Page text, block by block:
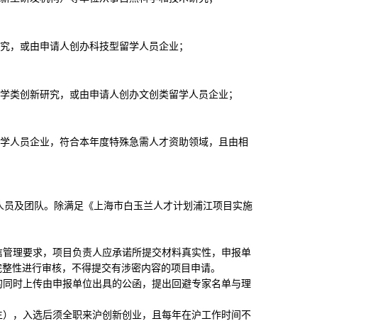
，或由申请人创办科技型留学人员企业；
类创新研究，或由申请人创办文创类留学人员企业；
人员企业，符合本年度特殊急需人才资助领域，且由相
及团队。除满足《上海市白玉兰人才计划浦江项目实施
理要求，项目负责人应承诺所提交材料真实性，申报单
性进行审核，不得提交有涉密内容的项目申请。
时上传由申报单位出具的公函，提出回避专家名单与理
），入选后须全职来沪创新创业，且每年在沪工作时间不